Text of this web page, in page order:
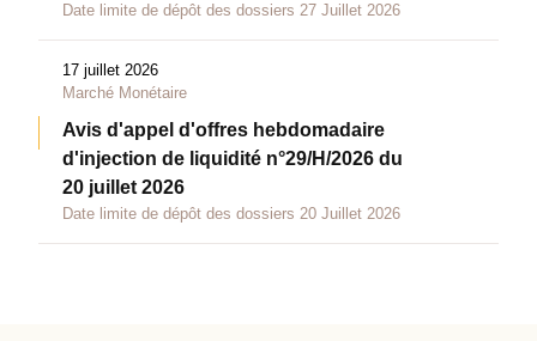
Date limite de dépôt des dossiers 27 Juillet 2026
17 juillet 2026
Marché Monétaire
Avis d'appel d'offres hebdomadaire
d'injection de liquidité n°29/H/2026 du
20 juillet 2026
Date limite de dépôt des dossiers 20 Juillet 2026